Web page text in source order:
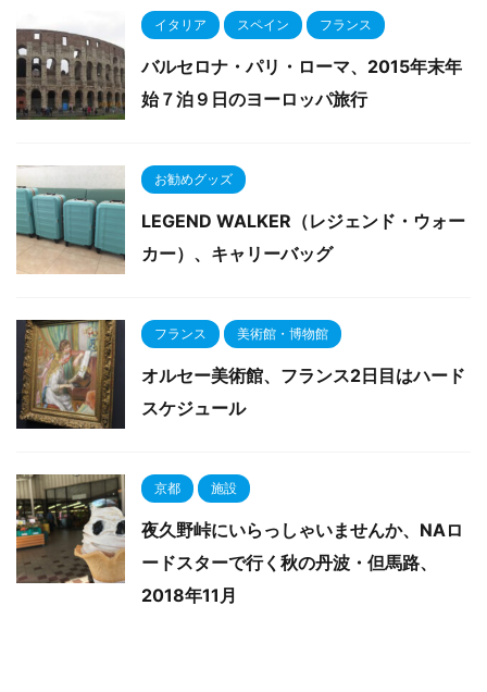
イタリア スペイン フランス
バルセロナ・パリ・ローマ、2015年末年
始７泊９日のヨーロッパ旅行
お勧めグッズ
LEGEND WALKER（レジェンド・ウォー
カー）、キャリーバッグ
フランス 美術館・博物館
オルセー美術館、フランス2日目はハード
スケジュール
京都 施設
夜久野峠にいらっしゃいませんか、NAロ
ードスターで行く秋の丹波・但馬路、
2018年11月